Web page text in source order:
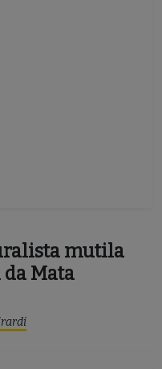
mutila
Mata